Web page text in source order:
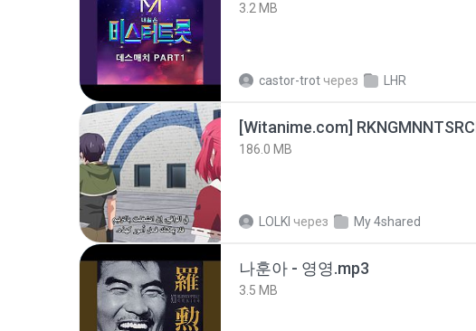
3.2 MB
castor-trot через LHR
186.0 MB
LOLKI через My 4shared
나훈아 - 영영.mp3
3.5 MB